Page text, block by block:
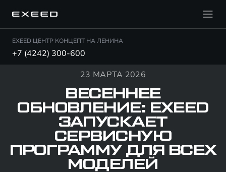
EXEED ЦЕНТР КОНЦЕПТ НА ЛЕНИНА
+7 (4242) 300-600
23 МАРТА 2026
ВЕСЕННЕЕ
ОБНОВЛЕНИЕ: EXEED
ЗАПУСКАЕТ
СЕРВИСНУЮ
ПРОГРАММУ ДЛЯ ВСЕХ
МОДЕЛЕЙ